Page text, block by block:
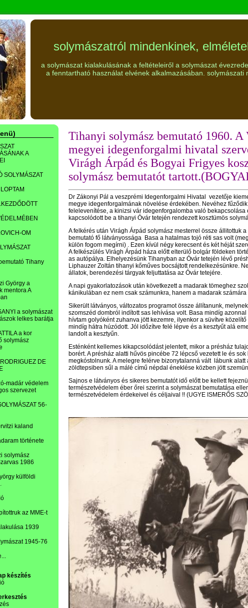
solymászatról mindenkinek,
a solymászat kialakulásának a feltételeiről a solymászat
a fenntartható használat elvének alkalmazásában. solymászati
A
SOLYMÁSZAT
OM
Tihany
György a
mentora A
a solymászat
lelkes barátja
a kor
solymász
DE
madár védelem
szervezet
56-
kaland
története
solymász
1986
külföldi
az MME-t
1939
1945-76
készítés
Tihanyi solymász bemutató 1960. A
megyei idegenforgalmi hivatal szerv
Virágh Árpád és Bogyai Frigyes
solymász bemutatót
Dr Zákonyi Pál a veszprémi Idegenforgalmi Hivatal vezetője
megye idegenforgalmának növelése érdekében. Nevéhez fűződik
felelevenítése, a kinizsi vár idegenforgalomba való bekapcsolása
kapcsolódott be a tihanyi Óvár tetején rendezett kosztümös
A felkérés után Virágh Árpád solymász mesterrel össze állitottuk
bemutató fő látványossága Basa a hatalmas tojó réti sas volt
külön fogom megírni) . Ezen kívül négy kerecsent és két héját
A felkészülés Virágh Árpád háza előtt elterülő bolgár földeken
as autópálya. Elhelyezésünk Tihanyban az Óvár tetején lévő
Liphauzer Zoltán tihanyi kőműves bocsájtott rendelkezésünkre.
állatok, berendezési tárgyak feljuttatása az Óvár tetejére.
A napi gyakorlatozások után következett a madarak tömeghez
kánikulában ez nem csak számunkra, hanem a madarak számára
Sikerült látványos, változatos programot össze állítanunk,
szomszéd dombról indított sas lehívása volt. Basa mindíg
hívtam golyóként zuhanva jött kezemre, ilyenkor a süvítve közelítő
mindíg hátra húzódott. Jól időzítve felé lépve és a kesztyűt alá
landolt a kesztyűn.
Esténként kellemes kikapcsolódást jelentett, mikor a présház
borért. A présház alatti hűvös pincébe 72 lépcső vezetett le és
megkóstolnunk. A melegre felérve bizonytalanná vált lábunk alatt
zöldtepsiben sűl a málé című népdal éneklése közben jött
Sajnos e látványos és sikeres bemutatót idő előtt be kellett
természetvédelem éber őrei szerint a solymászat bemutatása
természetvédelem érdekeivel és céljaival !! (UGYE ISMERŐS